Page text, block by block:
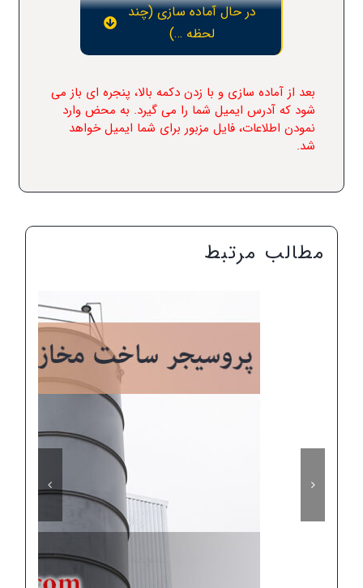
در حال آماده سازی (چند
لحظه …)
بعد از آماده سازی و با زدن دکمه بالا، پنجره ای باز می
شود که آدرس ایمیل شما را می گیرد. به محض وارد
نمودن اطلاعات، فایل مزبور برای شما ایمیل خواهد
مطالب مرتبط